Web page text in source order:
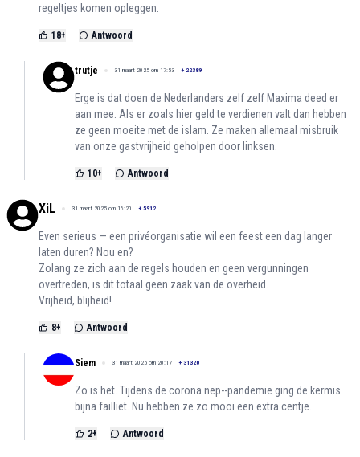
regeltjes komen opleggen.
18+ Antwoord
trutje 31 maart 2025 om 17:53 + 22389
Erge is dat doen de Nederlanders zelf zelf Maxima deed er
aan mee. Als er zoals hier geld te verdienen valt dan hebben
ze geen moeite met de islam. Ze maken allemaal misbruik
van onze gastvrijheid geholpen door linksen.
10+ Antwoord
XiL 31 maart 2025 om 16:20 + 5912
Even serieus — een privéorganisatie wil een feest een dag langer
laten duren? Nou en?
Zolang ze zich aan de regels houden en geen vergunningen
overtreden, is dit totaal geen zaak van de overheid.
Vrijheid, blijheid!
8+ Antwoord
Siem 31 maart 2025 om 20:17 + 31320
Zo is het. Tijdens de corona nep--pandemie ging de kermis
bijna failliet. Nu hebben ze zo mooi een extra centje.
2+ Antwoord